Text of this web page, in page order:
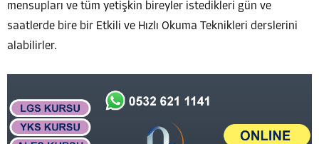
mensupları ve tüm yetişkin bireyler istedikleri gün ve
saatlerde bire bir Etkili ve Hızlı Okuma Teknikleri derslerini
alabilirler.